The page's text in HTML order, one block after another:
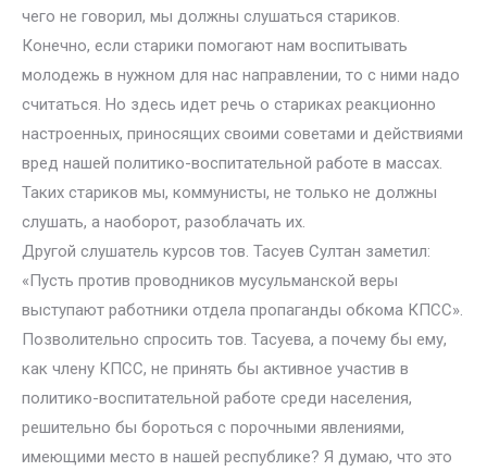
чего не говорил, мы должны слушаться стариков.
Конечно, если старики помогают нам воспитывать
молодежь в нужном для нас направлении, то с ними надо
считаться. Но здесь идет речь о стариках реакционно
настроенных, приносящих своими советами и действиями
вред нашей политико-воспитательной работе в массах.
Таких стариков мы, коммунисты, не только не должны
слушать, а наоборот, разоблачать их.
Другой слушатель курсов тов. Тасуев Султан заметил:
«Пусть против проводников мусульманской веры
выступают работники отдела пропаганды обкома КПСС».
Позволительно спросить тов. Тасуева, а почему бы ему,
как члену КПСС, не принять бы активное участив в
политико-воспитательной работе среди населения,
решительно бы бороться с порочными явлениями,
имеющими место в нашей республике? Я думаю, что это